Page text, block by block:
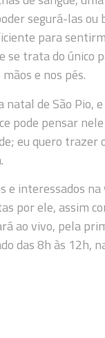
segurá-las
para
trata do único
e nos pés.
de São Pio,
pode pensar
eu quero
interessados
por ele, assim
ao vivo, pela
das 8h às